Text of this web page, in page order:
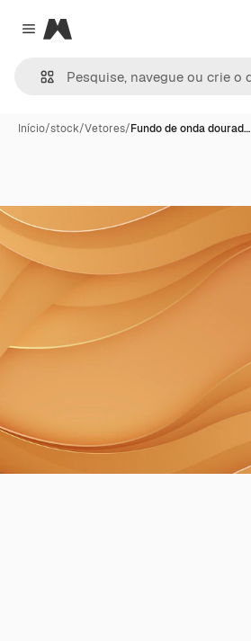
Close menu
Magnific
Início/stock/Vetores/Fundo de onda dourad…